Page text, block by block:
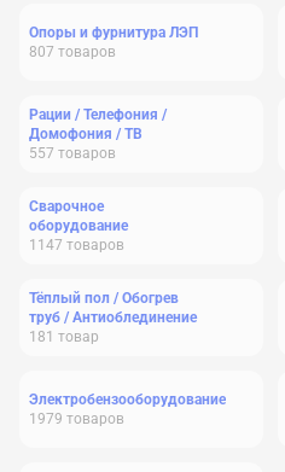
Опоры и фурнитура ЛЭП
807 товаров
Рации / Телефония /
Домофония / ТВ
557 товаров
Сварочное
оборудование
1147 товаров
Тёплый пол / Обогрев
труб / Антиоблединение
181 товар
Электробензооборудование
1979 товаров